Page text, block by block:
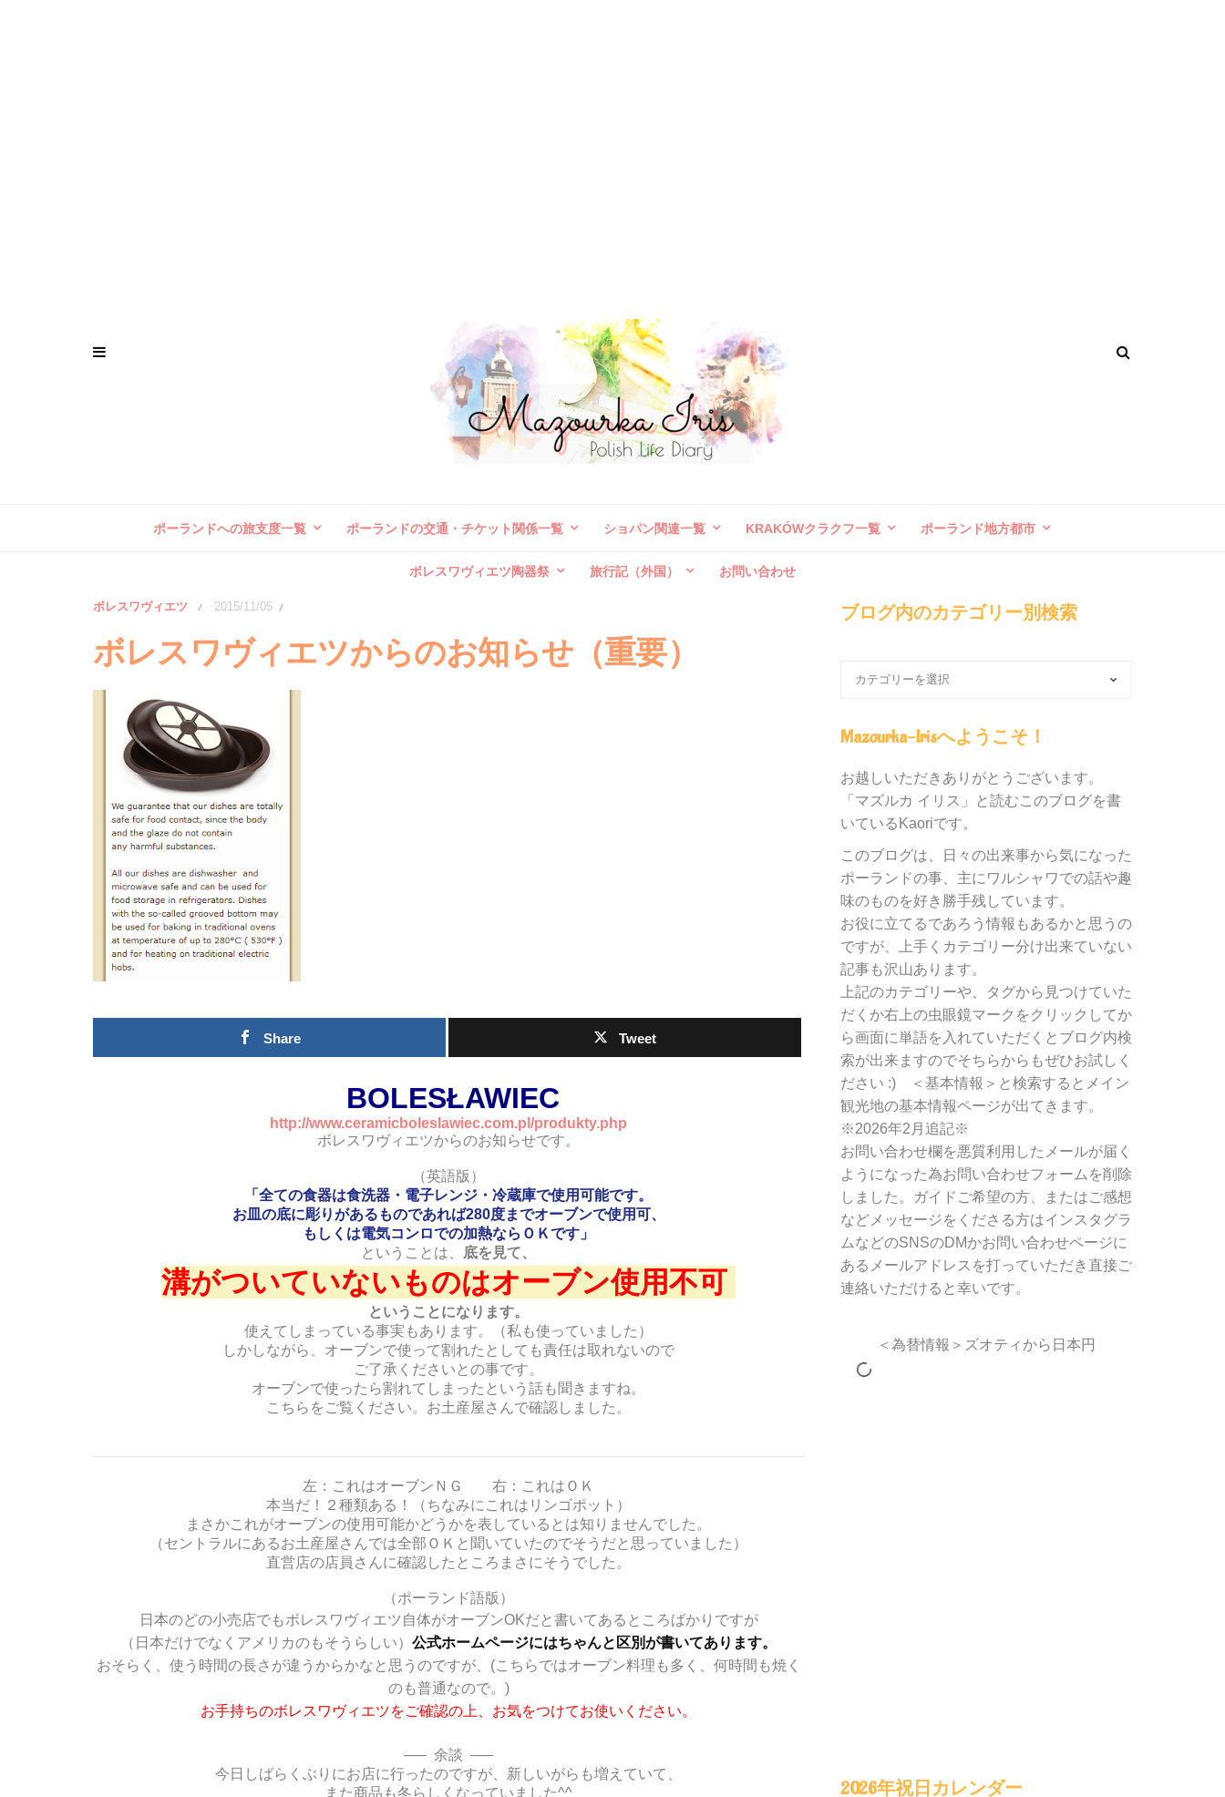
ポーランドへの旅支度一覧 ポーランドの交通・チケット関係一覧 ショパン関連一覧 KRAKÓWクラクフ一覧 ポーランド地方都市
ボレスワヴィエツ陶器祭 旅行記（外国） お問い合わせ
ボレスワヴィエツ / 2015/11/05 /
ボレスワヴィエツからのお知らせ（重要）
Share Tweet
BOLESŁAWIEC
http://www.ceramicboleslawiec.com.pl/produkty.php
ボレスワヴィエツからのお知らせです。
（英語版）
「全ての食器は食洗器・電子レンジ・冷蔵庫で使用可能です。
お皿の底に彫りがあるものであれば280度までオーブンで使用可、
もしくは電気コンロでの加熱ならＯＫです」
ということは、
底を見て、
溝がついていないものはオーブン使用不可
ということになります。
使えてしまっている事実もあります。（私も使っていました）
しかしながら、オーブンで使って割れたとしても責任は取れないので
ご了承くださいとの事です。
オーブンで使ったら割れてしまったという話も聞きますね。
こちらをご覧ください。お土産屋さんで確認しました。
左：これはオーブンＮＧ 右：これはＯＫ
本当だ！２種類ある！（ちなみにこれはリンゴポット）
まさかこれがオーブンの使用可能かどうかを表しているとは知りませんでした。
（セントラルにあるお土産屋さんでは全部ＯＫと聞いていたのでそうだと思っていました）
直営店の店員さんに確認したところまさにそうでした。
（ポーランド語版）
日本のどの小売店でもボレスワヴィエツ自体がオーブンOKだと書いてあるところばかりですが
（日本だけでなくアメリカのもそうらしい） 公式ホームページにはちゃんと区別が書いてあります。
おそらく、使う時間の長さが違うからかなと思うのですが、(こちらではオーブン料理も多く、何時間も焼く
のも普通なので。)
お手持ちのボレスワヴィエツをご確認の上、お気をつけてお使いください。
—– 余談 —–
今日しばらくぶりにお店に行ったのですが、新しいがらも増えていて、
また商品も冬らしくなっていました^^
ブログ内のカテゴリー別検索
内
の
テ
ゴ
リ
別
検
索
Mazourka-Irisへようこそ！
お越しいただきありがとうございます。
「マズルカ イリス」と読むこのブログを書
いているKaoriです。
このブログは、日々の出来事から気になった
ポーランドの事、主にワルシャワでの話や趣
味のものを好き勝手残しています。
お役に立てるであろう情報もあるかと思うの
ですが、上手くカテゴリー分け出来ていない
記事も沢山あります。
上記のカテゴリーや、タグから見つけていた
だくか右上の虫眼鏡マークをクリックしてか
ら画面に単語を入れていただくとブログ内検
索が出来ますのでそちらからもぜひお試しく
ださい :) ＜基本情報＞と検索するとメイン
観光地の基本情報ページが出てきます。
※2026年2月追記※
お問い合わせ欄を悪質利用したメールが届く
ようになった為お問い合わせフォームを削除
しました。ガイドご希望の方、またはご感想
などメッセージをくださる方はインスタグラ
ムなどのSNSのDMかお問い合わせページに
あるメールアドレスを打っていただき直接ご
連絡いただけると幸いです。
＜為替情報＞ズオティから日本円
2026年祝日カレンダー